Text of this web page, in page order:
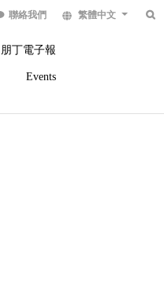
聯絡我們 繁體中文
朋丁電子報
Events